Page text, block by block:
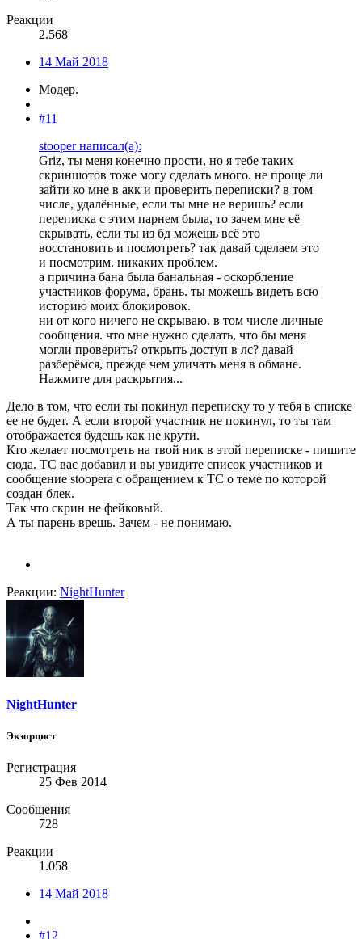
Реакции
2.568
14 Май 2018
Модер.
#11
stooper написал(а):
Griz, ты меня конечно прости, но я тебе таких
скриншотов тоже могу сделать много. не проще ли
зайти ко мне в акк и проверить переписки? в том
числе, удалённые, если ты мне не веришь? если
переписка с этим парнем была, то зачем мне её
скрывать, если ты из бд можешь всё это
восстановить и посмотреть? так давай сделаем это
и посмотрим. никаких проблем.
а причина бана была банальная - оскорбление
участников форума, брань. ты можешь видеть всю
историю моих блокировок.
ни от кого ничего не скрываю. в том числе личные
сообщения. что мне нужно сделать, что бы меня
могли проверить? открыть доступ в лс? давай
разберёмся, прежде чем уличать меня в обмане.
Нажмите для раскрытия...
Дело в том, что если ты покинул переписку то у тебя в списке
ее не будет. А если второй участник не покинул, то ты там
отображается будешь как не крути.
Кто желает посмотреть на твой ник в этой переписке - пишите
сюда. ТС вас добавил и вы увидите список участников и
сообщение stoopera с обращением к ТС о теме по которой
создан блек.
Так что скрин не фейковый.
А ты парень врешь. Зачем - не понимаю.
Реакции: NightHunter
NightHunter
Экзорцист
Регистрация
25 Фев 2014
Сообщения
728
Реакции
1.058
14 Май 2018
#12